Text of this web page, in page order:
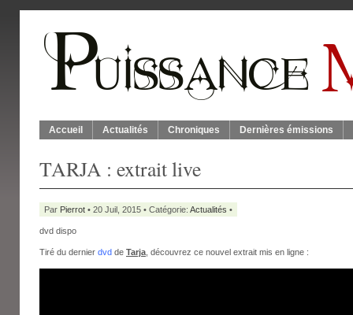
Accueil Actualités Chroniques Dernières émissions
TARJA : extrait live
Par Pierrot • 20 Juil, 2015 • Catégorie: Actualités •
dvd dispo
Tiré du dernier dvd de Tarja , découvrez ce nouvel extrait mis en ligne :